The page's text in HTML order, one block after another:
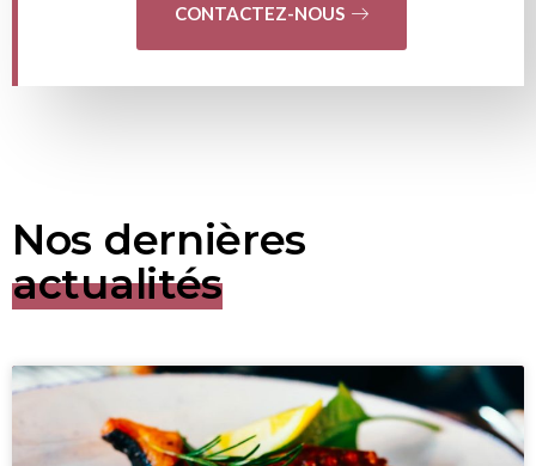
CONTACTEZ-NOUS
Nos dernières
actualités